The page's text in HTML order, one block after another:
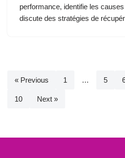
performance, identifie les
discute des stratégies de
« Previous 1 … 5
10 Next »